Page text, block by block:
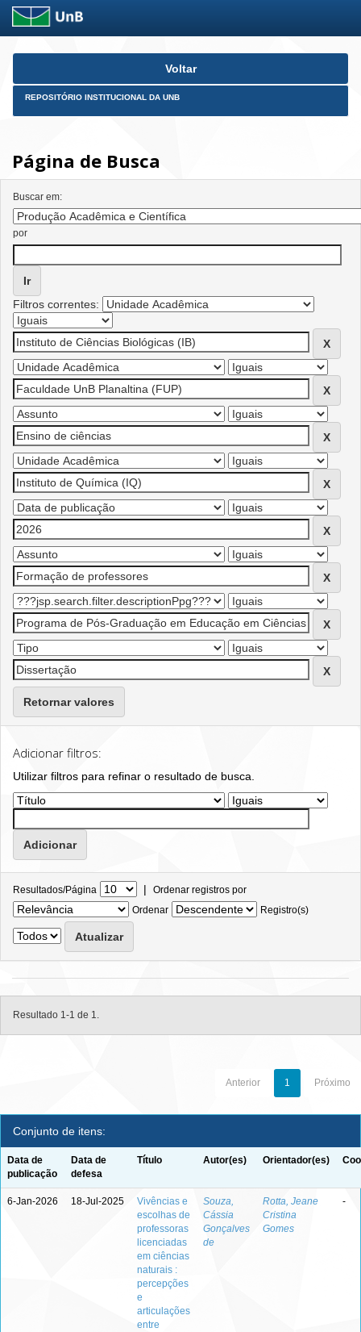
Skip
Voltar
REPOSITÓRIO INSTITUCIONAL DA UNB
Página de Busca
Buscar em:
por
Filtros correntes:
Retornar valores
Adicionar filtros:
Utilizar filtros para refinar o resultado de busca.
Resultados/Página | Ordenar registros por
Ordenar
Registro(s)
Resultado 1-1 de 1.
Anterior 1 Próximo
Conjunto de itens:
Data de
publicação
Data de
defesa
Título Autor(es) Orientador(es)
6-Jan-2026 18-Jul-2025
Vivências e
escolhas de
professoras
licenciadas
em ciências
naturais :
percepções
e
articulações
entre
Souza,
Cássia
Gonçalves
de
Rotta, Jeane
Cristina
Gomes
-